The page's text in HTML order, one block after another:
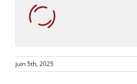
juin 5th, 2025